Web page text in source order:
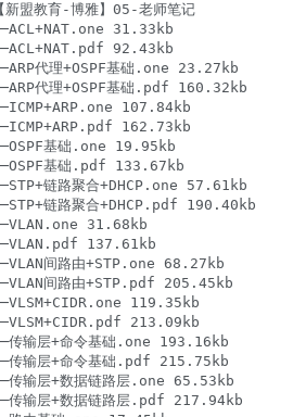
新盟教育-博雅】05-老师笔记
31.33kb
92.43kb
代理+OSPF基础.one 23.27kb
代理+OSPF基础.pdf 160.32kb
107.84kb
162.73kb
基础.one 19.95kb
基础.pdf 133.67kb
链路聚合+DHCP.one 57.61kb
链路聚合+DHCP.pdf 190.40kb
31.68kb
137.61kb
间路由+STP.one 68.27kb
间路由+STP.pdf 205.45kb
119.35kb
213.09kb
传输层+命令基础.one 193.16kb
传输层+命令基础.pdf 215.75kb
传输层+数据链路层.one 65.53kb
传输层+数据链路层.pdf 217.94kb